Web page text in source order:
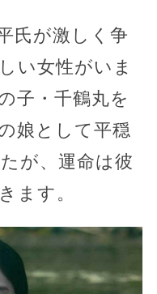
氏が激しく争
い女性がいま
子・千鶴丸を
娘として平穏
が、運命は彼
ます。